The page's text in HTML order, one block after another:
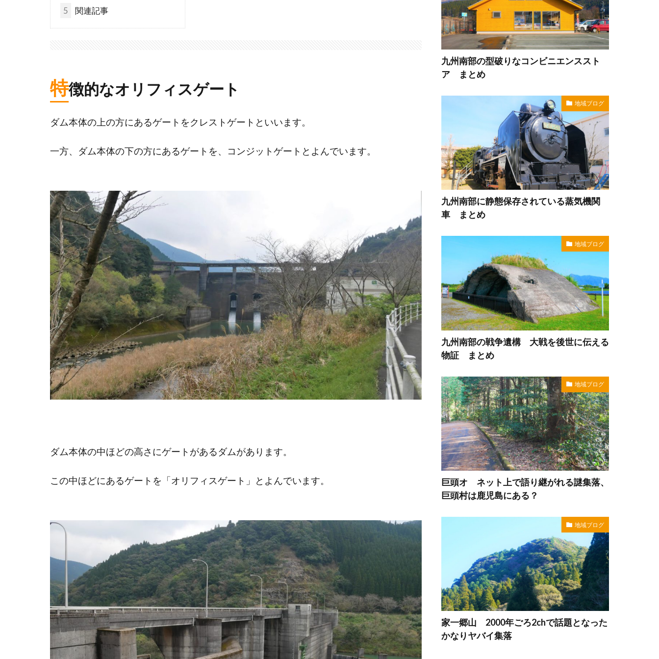
5 関連記事
特徴的なオリフィスゲート
ダム本体の上の方にあるゲートをクレストゲートといいます。
一方、ダム本体の下の方にあるゲートを、コンジットゲートとよんでいます。
ダム本体の中ほどの高さにゲートがあるダムがあります。
この中ほどにあるゲートを「オリフィスゲート」とよんでいます。
九州南部の型破りなコンビニエンススト
ア まとめ
地域ブログ
九州南部に静態保存されている蒸気機関
車 まとめ
地域ブログ
九州南部の戦争遺構 大戦を後世に伝える
物証 まとめ
地域ブログ
巨頭オ ネット上で語り継がれる謎集落、
巨頭村は鹿児島にある？
地域ブログ
家一郷山 2000年ごろ2chで話題となった
かなりヤバイ集落